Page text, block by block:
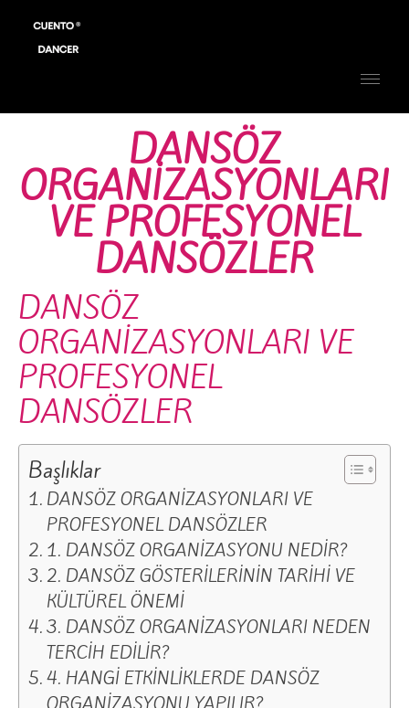
DANSÖZ
ORGANİZASYONLARI
VE PROFESYONEL
DANSÖZLER
DANSÖZ
ORGANİZASYONLARI VE
PROFESYONEL
DANSÖZLER
Başlıklar
DANSÖZ ORGANİZASYONLARI VE
PROFESYONEL DANSÖZLER
1. DANSÖZ ORGANİZASYONU NEDİR?
2. DANSÖZ GÖSTERİLERİNİN TARİHİ VE
KÜLTÜREL ÖNEMİ
3. DANSÖZ ORGANİZASYONLARI NEDEN
TERCİH EDİLİR?
4. HANGİ ETKİNLİKLERDE DANSÖZ